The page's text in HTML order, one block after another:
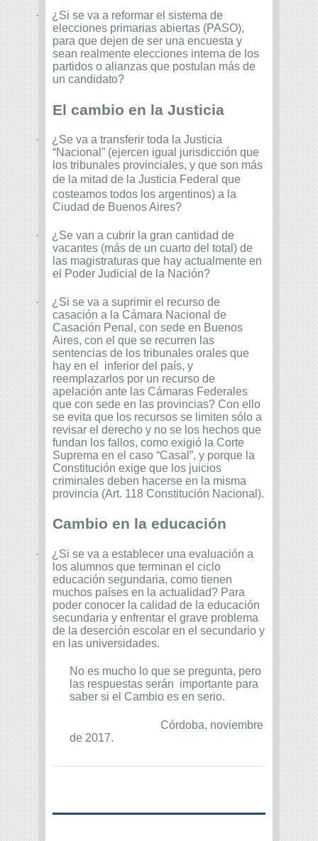
·
¿Si se va a reformar el sistema de
elecciones primarias abiertas (PASO),
para que dejen de ser una encuesta y
sean realmente elecciones interna de los
partidos o alianzas que postulan más de
un candidato?
El cambio en la Justicia
·
¿Se va a transferir toda la Justicia
“Nacional” (ejercen igual jurisdicción que
los tribunales provinciales, y que son más
de la mitad de la Justicia Federal que
costeamos todos los argentinos) a la
Ciudad de Buenos Aires?
·
¿Se van a cubrir la gran cantidad de
vacantes (más de un cuarto del total) de
las magistraturas que hay actualmente en
el Poder Judicial de la Nación?
·
¿Si se va a suprimir el recurso de
casación a la Cámara Nacional de
Casación Penal, con sede en Buenos
Aires, con el que se recurren las
sentencias de los tribunales orales que
hay en el inferior del país, y
reemplazarlos por un recurso de
apelación ante las Cámaras Federales
que con sede en las provincias? Con ello
se evita que los recursos se limiten sólo a
revisar el derecho y no se los hechos que
fundan los fallos, como exigió la Corte
Suprema en el caso “Casal”, y porque la
Constitución exige que los juicios
criminales deben hacerse en la misma
provincia (Art. 118 Constitución Nacional).
Cambio en la educación
·
¿Si se va a establecer una evaluación a
los alumnos que terminan el ciclo
educación segundaria, como tienen
muchos países en la actualidad? Para
poder conocer la calidad de la educación
secundaria y enfrentar el grave problema
de la deserción escolar en el secundario y
en las universidades.
No es mucho lo que se pregunta, pero
las respuestas serán importante para
saber si el Cambio es en serio.
Córdoba, noviembre
de 2017.